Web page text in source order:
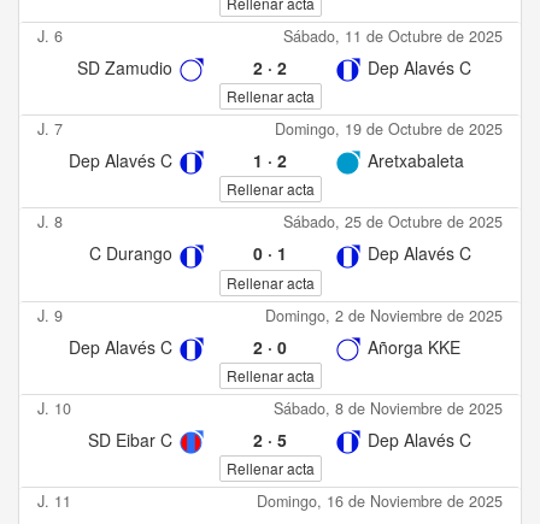
J. 6 Sábado, 11 de Octubre de 2025
SD Zamudio 2· 2 Dep Alavés C
Rellenar acta
J. 7 Domingo, 19 de Octubre de 2025
Dep Alavés C 1 · 2 Aretxabaleta
Rellenar acta
J. 8 Sábado, 25 de Octubre de 2025
C Durango 0· 1 Dep Alavés C
Rellenar acta
J. 9 Domingo, 2 de Noviembre de 2025
Dep Alavés C 2· 0 Añorga KKE
Rellenar acta
J. 10 Sábado, 8 de Noviembre de 2025
SD Eibar C 2· 5 Dep Alavés C
Rellenar acta
J. 11 Domingo, 16 de Noviembre de 2025